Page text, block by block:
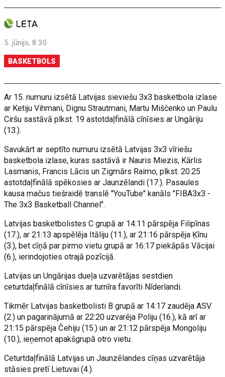
5. jūnijs, 8:30
BASKETBOLS
Ar 15. numuru izsētā Latvijas sieviešu 3x3 basketbola izlase
ar Ketiju Vihmani, Dignu Strautmani, Martu Miščenko un Paulu
Ciršu sastāvā plkst. 19 astotdaļfinālā cīnīsies ar Ungāriju
(13.).
Savukārt ar septīto numuru izsētā Latvijas 3x3 vīriešu
basketbola izlase, kuras sastāvā ir Nauris Miezis, Kārlis
Lasmanis, Francis Lācis un Zigmārs Raimo, plkst. 20.25
astotdaļfinālā spēkosies ar Jaunzēlandi (17.). Pasaules
kausa mačus tiešraidē translē "YouTube" kanāls "FIBA3x3 -
The 3x3 Basketball Channel".
Latvijas basketbolistes C grupā ar 14:11 pārspēja Filipīnas
(17.), ar 21:13 apspēlēja Itāliju (11.), ar 21:16 pārspēja Ķīnu
(3.), bet cīņā par pirmo vietu grupā ar 16:17 piekāpās Vācijai
(6.), ierindojoties otrajā pozīcijā.
Latvijas un Ungārijas dueļa uzvarētājas sestdien
ceturtdaļfinālā cīnīsies ar turnīra favorīti Nīderlandi.
Tikmēr Latvijas basketbolisti B grupā ar 14:17 zaudēja ASV
(2.) un pagarinājumā ar 22:20 uzvarēja Poliju (16.), kā arī ar
21:15 pārspēja Čehiju (15.) un ar 21:12 pārspēja Mongoliju
(10.), ieņemot apakšgrupā otro vietu.
Ceturtdaļfinālā Latvijas un Jaunzēlandes cīņas uzvarētāja
stāsies pretī Lietuvai (4.).